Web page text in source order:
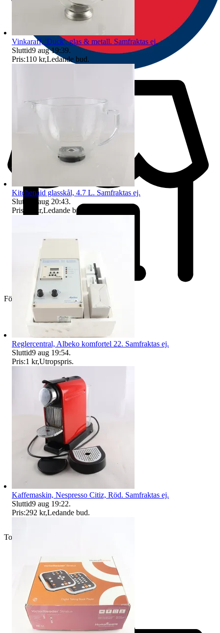
Företag
Toppsäljare
Vinkaraff, 'Duck', glas & metall. Samfraktas ej.
Sluttid9 aug 19:39.
Pris:110 kr,Ledande bud.
Kitchenaid glasskål, 4.7 L. Samfraktas ej.
Sluttid
9 aug 20:43.
Pris:
25 kr,Ledande bud
Reglercentral, Albeko komfortel 22. Samfraktas ej.
Sluttid9 aug 19:54.
Pris:1 kr,Utropspris.
Kaffemaskin, Nespresso Citiz, Röd. Samfraktas ej.
Sluttid9 aug 19:22.
Pris:292 kr,Ledande bud.